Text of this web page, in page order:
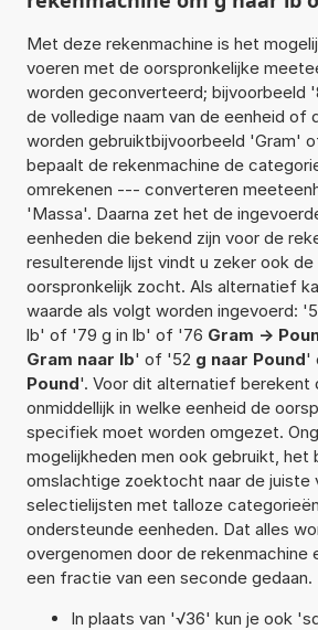
Met deze rekenmachine is het
voeren met de oorspronkelijke
worden geconverteerd; bijvoorbeeld
de volledige naam van de eenheid of
worden gebruiktbijvoorbeeld 'Gram'
bepaalt de rekenmachine de
omrekenen --- converteren
'Massa'. Daarna zet het de
eenheden die bekend zijn voor de
resulterende lijst vindt u zeker ook de
oorspronkelijk zocht. Als alternatief
waarde als volgt worden ingevoerd:
lb' of '79 g in lb' of '76 Gram ->
Gram naar lb' of '52 g naar Pound'
Pound'. Voor dit alternatief berekent
onmiddellijk in welke eenheid de
specifiek moet worden omgezet.
mogelijkheden men ook gebruikt, het
omslachtige zoektocht naar de juiste
selectielijsten met talloze
ondersteunde eenheden. Dat alles
overgenomen door de rekenmachine
een fractie van een seconde gedaan.
In plaats van '√36' kun je ook